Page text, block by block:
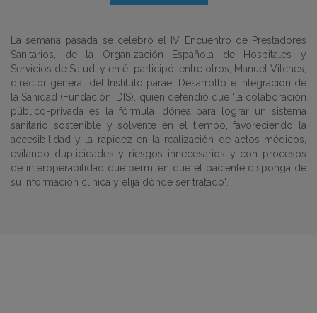
La semana pasada se celebró el IV Encuentro de Prestadores
Sanitarios, de la Organización Española de Hospitales y
Servicios de Salud, y en él participó, entre otros, Manuel Vilches,
director general del Instituto parael Desarrollo e Integración de
la Sanidad (Fundación IDIS), quien defendió que "la colaboración
público-privada es la fórmula idónea para lograr un sistema
sanitario sostenible y solvente en el tiempo, favoreciendo la
accesibilidad y la rapidez en la realización de actos médicos,
evitando duplicidades y riesgos innecesarios y con procesos
de interoperabilidad que permiten que el paciente disponga de
su información clínica y elija dónde ser tratado".